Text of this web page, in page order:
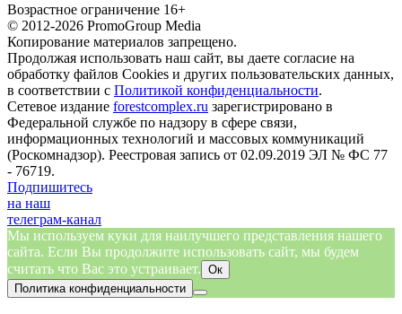
Возрастное ограничение 16+
© 2012-2026 PromoGroup Media
Копирование материалов запрещено.
Продолжая использовать наш сайт, вы даете согласие на
обработку файлов Cookies и других пользовательских данных,
в соответствии с Политикой конфиденциальности.
Сетевое издание forestcomplex.ru зарегистрировано в
Федеральной службе по надзору в сфере связи,
информационных технологий и массовых коммуникаций
(Роскомнадзор). Реестровая запись от 02.09.2019 ЭЛ № ФС 77
- 76719.
Подпишитесь
на наш
телеграм-канал
Мы используем куки для наилучшего представления нашего
сайта. Если Вы продолжите использовать сайт, мы будем
считать что Вас это устраивает. Ок
Политика конфиденциальности